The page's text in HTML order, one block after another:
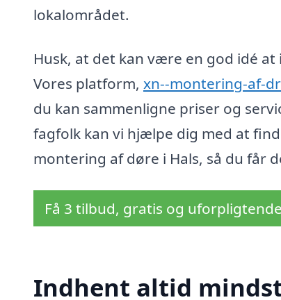
lokalområdet.
Husk, at det kan være en god idé
Vores platform, xn--montering-af-
du kan sammenligne priser og
fagfolk kan vi hjælpe dig med at
montering af døre i Hals, så du får
Få 3 tilbud, gratis og uforpligtende
Indhent altid